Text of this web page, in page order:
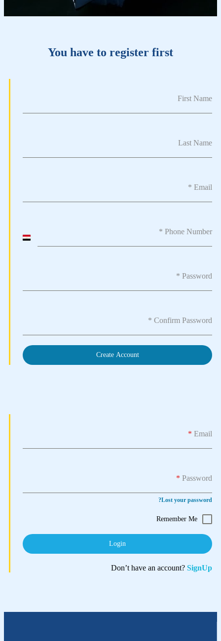
You have to register first
First Name
Last Name
Email
*
Phone Number
*
Egypt
Password
*
Confirm Password
*
Create Account
Email
*
Password
*
Lost your password?
Remember Me
Login
Don’t have an account? SignUp